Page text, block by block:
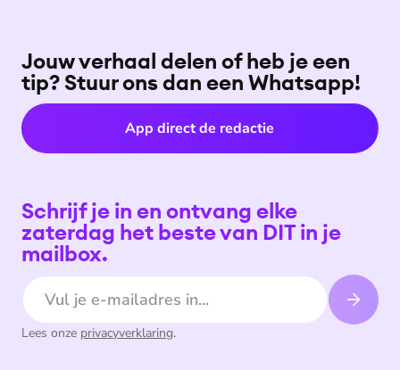
Jouw verhaal delen of heb je een
tip? Stuur ons dan een Whatsapp!
App direct de redactie
Schrijf je in en ontvang elke
zaterdag het beste van DIT in je
mailbox.
E-mailadres
Lees onze privacyverklaring.